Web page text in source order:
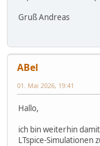
Gruß Andreas
ABel
01. Mai 2026, 19:41
Hallo,
ich bin weiterhin
LTspice-Simulationen